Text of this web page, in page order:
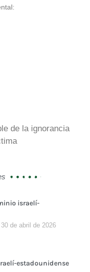
de la ignorancia
israelí-
30 de abril de 2026
estadounidense